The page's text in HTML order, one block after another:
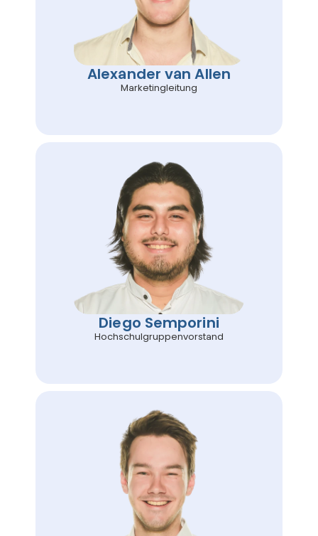
Alexander van Allen
Marketingleitung
Diego Semporini
Hochschulgruppenvorstand